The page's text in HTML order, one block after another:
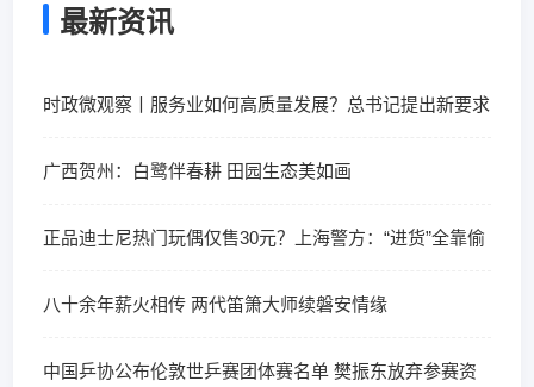
最新资讯
时政微观察丨服务业如何高质量发展？总书记提出新要求
广西贺州：白鹭伴春耕 田园生态美如画
正品迪士尼热门玩偶仅售30元？上海警方：“进货”全靠偷
八十余年薪火相传 两代笛箫大师续磐安情缘
中国乒协公布伦敦世乒赛团体赛名单 樊振东放弃参赛资